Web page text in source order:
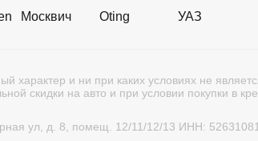
Москвич Oting УАЗ
и ни при каких условиях не
скидки на авто и при условии покупки в
ул, д. 8, помещ. 12/11/12/13 ИНН: